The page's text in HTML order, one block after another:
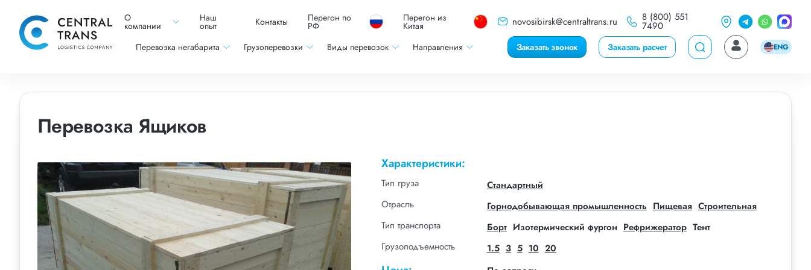
О
компании
Наш
опыт Контакты Перегон по
РФ
Перегон из
Китая novosibirsk@centraltrans.ru 8 (800) 551
7490
Перевозка негабарита Грузоперевозки Виды перевозок Направления Заказать звонок Заказать расчет ENG
Перевозка Ящиков
Характеристики:
Тип груза
Стандартный
Отрасль
Горнодобывающая промышленность Пищевая Строительная
Тип транспорта
Борт Изотермический фургон Рефрижератор Тент
Грузоподъемность
1.5 3 5 10 20